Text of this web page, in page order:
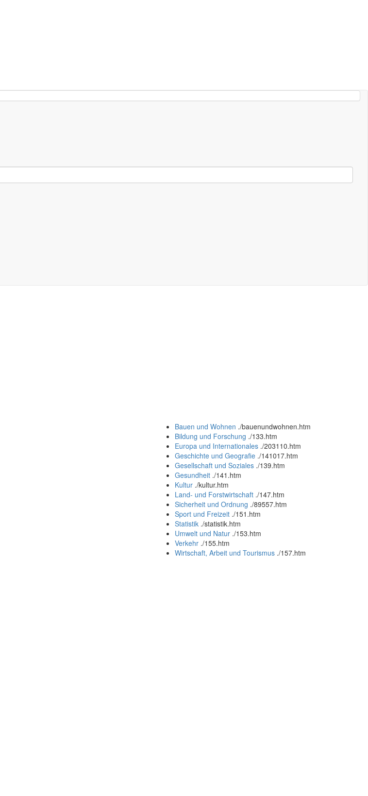
Bauen und Wohnen ./bauenundwohnen.htm
Bildung und Forschung ./133.htm
Europa und Internationales ./203110.htm
Geschichte und Geografie ./141017.htm
Gesellschaft und Soziales ./139.htm
Gesundheit ./141.htm
Kultur ./kultur.htm
Land- und Forstwirtschaft ./147.htm
Sicherheit und Ordnung ./89557.htm
Sport und Freizeit ./151.htm
Statistik ./statistik.htm
Umwelt und Natur ./153.htm
Verkehr ./155.htm
Wirtschaft, Arbeit und Tourismus ./157.htm